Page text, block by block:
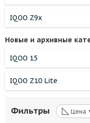
IQOO Z9x
Новые и архивные
IQOO 15
IQOO Z10 Lite
Фильтры ◺ Цена